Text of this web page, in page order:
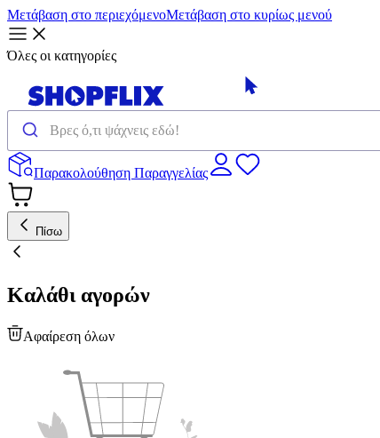
Μετάβαση στο περιεχόμενοΜετάβαση στο κυρίως μενού
Όλες οι κατηγορίες
Παρακολούθηση Παραγγελίας
Πίσω
Καλάθι αγορών
Αφαίρεση όλων